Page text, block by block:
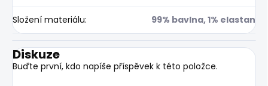
Složení materiálu: 99% bavlna, 1% elastan
Diskuze
Buďte první, kdo napíše příspěvek k této položce.